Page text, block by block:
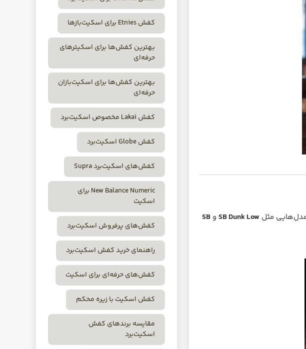
مثل SB Dunk Low و SB
کفش Etnies برای اسکیت‌بازها
بهترین کفش‌ها برای اسکیترهای
حرفه‌ای
بهترین کفش‌ها برای اسکیت‌بازان
حرفه‌ای
کفش Lakai مخصوص اسکیت‌برد
کفش Globe اسکیت‌برد
کفش‌های اسکیت‌برد Supra
New Balance Numeric برای
اسکیت
کفش‌های پرفروش اسکیت‌برد
راهنمای خرید کفش اسکیت‌برد
کفش‌های حرفه‌ای برای اسکیت
کفش اسکیت با زیره محکم
مقایسه برندهای کفش
اسکیت‌برد